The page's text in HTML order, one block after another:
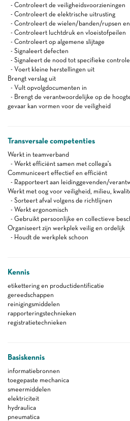
- Controleert de veiligheidsvoorzieningen
- Controleert de elektrische uitrusting
- Controleert de wielen/banden/rupsen
- Controleert luchtdruk en vloeistofpeilen
- Controleert op algemene slijtage
- Signaleert defecten
- Signaleert de nood tot specifieke
- Voert kleine herstellingen uit
Brengt verslag uit
- Vult opvolgdocumenten in
- Brengt de verantwoordelijke op de
gevaar kan vormen voor de veiligheid
Transversale competenties
Werkt in teamverband
- Werkt efficiënt samen met collega's
Communiceert effectief en efficiënt
- Rapporteert aan leidinggevenden/
Werkt met oog voor veiligheid, milieu,
- Sorteert afval volgens de richtlijnen
- Werkt ergonomisch
- Gebruikt persoonlijke en collectieve
Organiseert zijn werkplek veilig en ordelijk
- Houdt de werkplek schoon
Kennis
etikettering en productidentificatie
gereedschappen
reinigingsmiddelen
rapporteringstechnieken
registratietechnieken
Basiskennis
informatiebronnen
toegepaste mechanica
smeermiddelen
elektriciteit
hydraulica
pneumatica